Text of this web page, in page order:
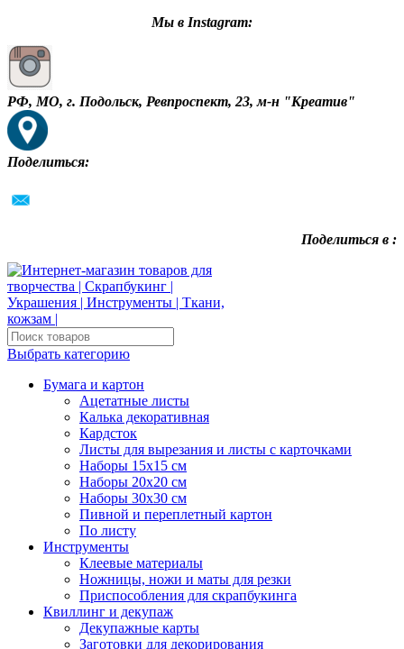
Мы в Instagram:
РФ, МО, г. Подольск, Ревпроспект, 23, м-н "Креатив"
Поделиться:
Поделиться в :
Выбрать категорию
Бумага и картон
Ацетатные листы
Калька декоративная
Кардсток
Листы для вырезания и листы с карточками
Наборы 15х15 см
Наборы 20х20 см
Наборы 30х30 см
Пивной и переплетный картон
По листу
Инструменты
Клеевые материалы
Ножницы, ножи и маты для резки
Приспособления для скрапбукинга
Квиллинг и декупаж
Декупажные карты
Заготовки для декорирования